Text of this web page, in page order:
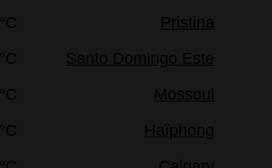
Pristina
Santo Domingo Este
Mossoul
Haïphong